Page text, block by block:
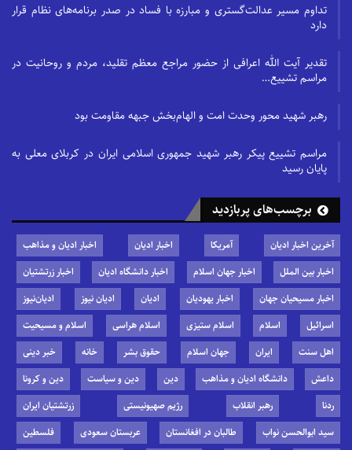
تداوم مسیر عدالت‌گستری و مبارزه با فساد در صدر برنامه‌های نظام قرار
دارد
تقدیر آیت الله اعرافی از حضور مراجع معظم تقلید، مردم و روحانیت در
مراسم تشییع…
رهبر شهید محور وحدت امت و الهام‌بخش جبهه مقاومت بود
مراسم تشییع پیکر رهبر شهید جمهوری اسلامی ایران در کربلای معلی به
پایان رسید
برچسب‌های پربازدید
آخرین اخبار ادیان آمریکا اخبار ادیان
اخبار ادیان و مذاهب
اخبار بین الملل
اخبار جهان اسلام اخبار دانشگاه ادیان
اخبار زرتشتیان
اخبار مسیحیان جهان
اخبار یهودیان ادیان ادیان نیوز
ادیان‌نیوز
اسرائیل
اسلام اسلام ستیزی اسلام هراسی
اسلام و مسیحیت
اهل سنت
ایران جهان اسلام حقوق بشر خانه
خبر دینی
داعش
دانشگاه ادیان و مذاهب دین دین و سیاست
دین و کرونا
ردنا
رهبر انقلاب رژیم صهیونیستی
زرتشتیان ایران
سید ابوالحسن نواب
طالبان در افغانستان عربستان سعودی
فلسطین